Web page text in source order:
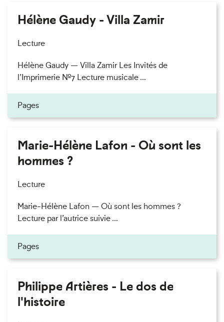
Hélène Gaudy - Villa Zamir
Lecture
Hélène Gaudy — Villa Zamir Les Invités de
l’Imprimerie n°7 Lecture musicale ...
Pages
Marie-Hélène Lafon - Où sont les
hommes ?
Lecture
Marie-Hélène Lafon — Où sont les hommes ?
Lecture par l’autrice suivie ...
Pages
Philippe Artières - Le dos de
l'histoire